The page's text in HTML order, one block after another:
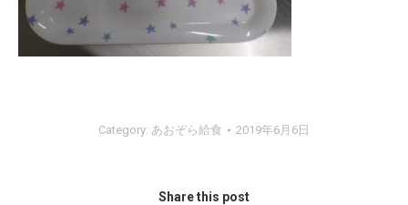
Category: あおぞら給食 2019年6月6日
Share this post